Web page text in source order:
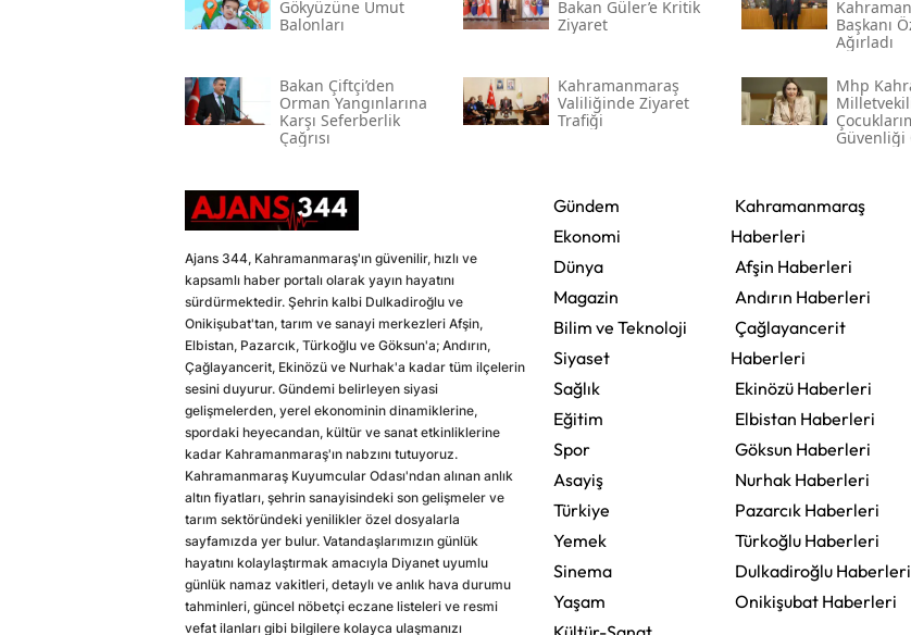
Gökyüzüne Umut
Balonları
Bakan Güler’e Kritik
Ziyaret
Başkanı
Ağırladı
Bakan Çiftçi’den
Orman Yangınlarına
Karşı Seferberlik
Çağrısı
Kahramanmaraş
Valiliğinde Ziyaret
Trafiği
Mhp
Güvenliği
Ajans 344, Kahramanmaraş'ın güvenilir, hızlı ve
kapsamlı haber portalı olarak yayın hayatını
sürdürmektedir. Şehrin kalbi Dulkadiroğlu ve
Onikişubat'tan, tarım ve sanayi merkezleri Afşin,
Elbistan, Pazarcık, Türkoğlu ve Göksun'a; Andırın,
Çağlayancerit, Ekinözü ve Nurhak'a kadar tüm ilçelerin
sesini duyurur. Gündemi belirleyen siyasi
gelişmelerden, yerel ekonominin dinamiklerine,
spordaki heyecandan, kültür ve sanat etkinliklerine
kadar Kahramanmaraş'ın nabzını tutuyoruz.
Kahramanmaraş Kuyumcular Odası'ndan alınan anlık
altın fiyatları, şehrin sanayisindeki son gelişmeler ve
tarım sektöründeki yenilikler özel dosyalarla
sayfamızda yer bulur. Vatandaşlarımızın günlük
hayatını kolaylaştırmak amacıyla Diyanet uyumlu
günlük namaz vakitleri, detaylı ve anlık hava durumu
tahminleri, güncel nöbetçi eczane listeleri ve resmi
vefat ilanları gibi bilgilere kolayca ulaşmanızı
Gündem
Ekonomi
Dünya
Magazin
Bilim ve Teknoloji
Siyaset
Sağlık
Eğitim
Spor
Asayiş
Türkiye
Yemek
Sinema
Yaşam
Kahramanmaraş
Haberleri
Afşin Haberleri
Andırın Haberleri
Çağlayancerit
Haberleri
Ekinözü Haberleri
Elbistan Haberleri
Göksun Haberleri
Nurhak Haberleri
Pazarcık Haberleri
Türkoğlu Haberleri
Dulkadiroğlu Haberleri
Onikişubat Haberleri